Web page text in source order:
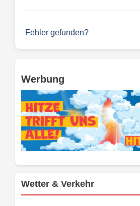
Fehler gefunden?
Werbung
Wetter & Verkehr